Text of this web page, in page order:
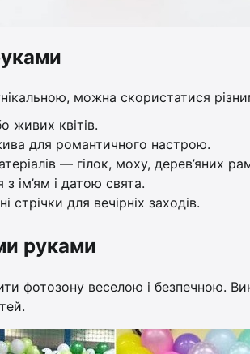
можна скористатися
живих квітів.
для романтичного настрою.
— гілок, моху, дерев’яних
ім’ям і датою свята.
стрічки для вечірніх заходів.
руками
фотозону веселою і безпечною.